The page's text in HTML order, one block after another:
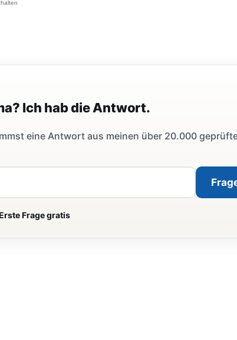
Ich hab die Antwort.
eine Antwort aus meinen über 20.000
Frage gratis